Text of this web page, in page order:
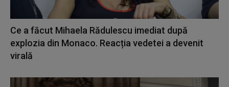
Ce a făcut Mihaela Rădulescu imediat după
explozia din Monaco. Reacția vedetei a devenit
virală